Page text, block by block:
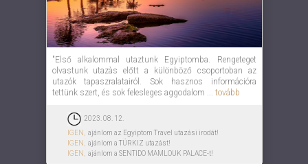
"Első alkalommal utaztunk Egyiptomba. Rengeteget
olvastunk utazàs előtt a különböző csoportoban az
utazók tapaszralatairól. Sok hasznos információra
tettünk szert, és sok felesleges aggodalom ... tovább
2023. 08. 12.
IGEN,
ajánlom az Egyiptom Travel utazási irodát!
IGEN,
ajánlom a TÜRKIZ utazást!
IGEN,
ajánlom a SENTIDO MAMLOUK PALACE-t!